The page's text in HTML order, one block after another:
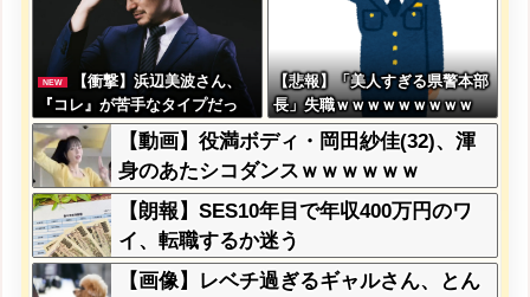
NEW
【衝撃】浜辺美波さん、
『コレ』が苦手なタイプだっ
た！？←お世話してあげたい弱
男が大量沸きしてしまうw w w
w w w w w w
【悲報】「美人すぎる県警本部
長」失職ｗｗｗｗｗｗｗｗｗ
【動画】役満ボディ・岡田紗佳(32)、渾
身のあたシコダンスｗｗｗｗｗｗ
【朗報】SES10年目で年収400万円のワ
イ、転職するか迷う
【画像】レベチ過ぎるギャルさん、とん